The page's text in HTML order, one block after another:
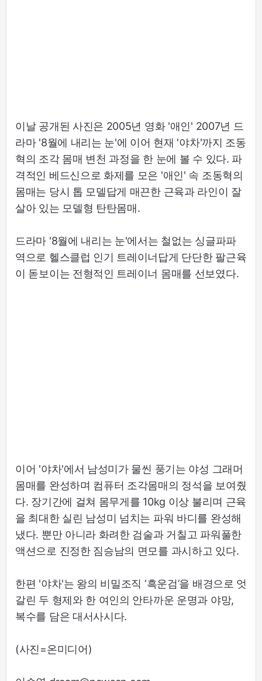
이날 공개된 사진은 2005년 영화 '애인' 2007년 드
라마 '8월에 내리는 눈'에 이어 현재 '야차'까지 조동
혁의 조각 몸매 변천 과정을 한 눈에 볼 수 있다. 파
격적인 베드신으로 화제를 모은 '애인' 속 조동혁의
몸매는 당시 톱 모델답게 매끈한 근육과 라인이 잘
살아 있는 모델형 탄탄몸매.
드라마 '8월에 내리는 눈'에서는 철없는 싱글파파
역으로 헬스클럽 인기 트레이너답게 단단한 팔근육
이 돋보이는 전형적인 트레이너 몸매를 선보였다.
이어 '야차'에서 남성미가 물씬 풍기는 야성 그래머
몸매를 완성하며 컴퓨터 조각몸매의 정석을 보여줬
다. 장기간에 걸쳐 몸무게를 10kg 이상 불리며 근육
을 최대한 실린 남성미 넘치는 파워 바디를 완성해
냈다. 뿐만 아니라 화려한 검술과 거칠고 파워풀한
액션으로 진정한 짐승남의 면모를 과시하고 있다.
한편 '야차'는 왕의 비밀조직 ‘흑운검’을 배경으로 엇
갈린 두 형제와 한 여인의 안타까운 운명과 야망,
복수를 담은 대서사시다.
(사진=온미디어)